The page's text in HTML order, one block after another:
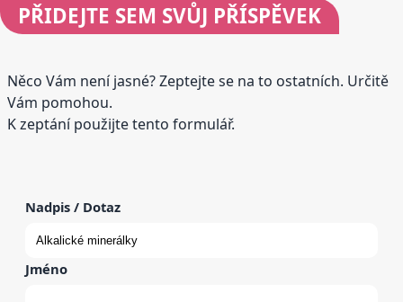
PŘIDEJTE SEM SVŮJ PŘÍSPĚVEK
Něco Vám není jasné? Zeptejte se na to ostatních. Určitě
Vám pomohou.
K zeptání použijte tento formulář.
Nadpis / Dotaz
Jméno